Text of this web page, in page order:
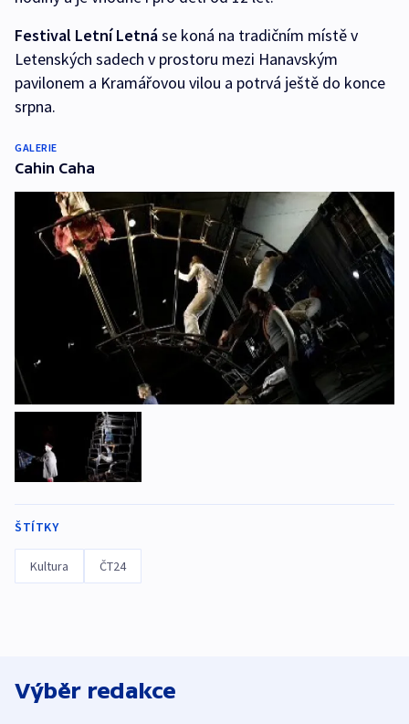
Festival Letní Letnáse koná na tradičním místě v
Letenských sadech v prostoru mezi Hanavským
pavilonem a Kramářovou vilou a potrvá ještě do konce
srpna.
GALERIE
Cahin Caha
ŠTÍTKY
Kultura ČT24
Výběr redakce